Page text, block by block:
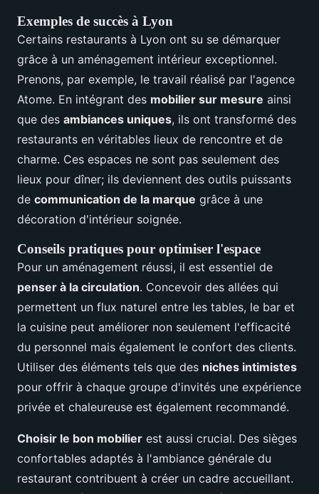
Exemples de succès à Lyon
Certains restaurants à Lyon ont su se démarquer
grâce à un aménagement intérieur exceptionnel.
Prenons, par exemple, le travail réalisé par l'agence
Atome. En intégrant des mobilier sur mesure ainsi
que des ambiances uniques, ils ont transformé des
restaurants en véritables lieux de rencontre et de
charme. Ces espaces ne sont pas seulement des
lieux pour dîner; ils deviennent des outils puissants
de communication de la marque grâce à une
décoration d'intérieur soignée.
Conseils pratiques pour optimiser l'espace
Pour un aménagement réussi, il est essentiel de
penser à la circulation. Concevoir des allées qui
permettent un flux naturel entre les tables, le bar et
la cuisine peut améliorer non seulement l'efficacité
du personnel mais également le confort des clients.
Utiliser des éléments tels que des niches intimistes
pour offrir à chaque groupe d'invités une expérience
privée et chaleureuse est également recommandé.
Choisir le bon mobilier est aussi crucial. Des sièges
confortables adaptés à l'ambiance générale du
restaurant contribuent à créer un cadre accueillant.